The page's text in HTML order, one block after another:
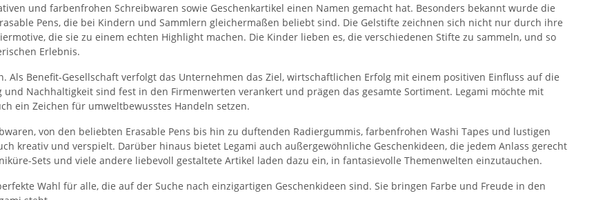
und farbenfrohen Schreibwaren sowie Geschenkartikel einen Namen gemacht hat. Besonders bekannt wurde die
Pens, die bei Kindern und Sammlern gleichermaßen beliebt sind. Die Gelstifte zeichnen sich nicht nur durch ihre
die sie zu einem echten Highlight machen. Die Kinder lieben es, die verschiedenen Stifte zu sammeln, und so
Erlebnis.
Als Benefit-Gesellschaft verfolgt das Unternehmen das Ziel, wirtschaftlichen Erfolg mit einem positiven Einfluss auf die
Nachhaltigkeit sind fest in den Firmenwerten verankert und prägen das gesamte Sortiment. Legami möchte mit
ein Zeichen für umweltbewusstes Handeln setzen.
von den beliebten Erasable Pens bis hin zu duftenden Radiergummis, farbenfrohen Washi Tapes und lustigen
kreativ und verspielt. Darüber hinaus bietet Legami auch außergewöhnliche Geschenkideen, die jedem Anlass gerecht
Sets und viele andere liebevoll gestaltete Artikel laden dazu ein, in fantasievolle Themenwelten einzutauchen.
Wahl für alle, die auf der Suche nach einzigartigen Geschenkideen sind. Sie bringen Farbe und Freude in den